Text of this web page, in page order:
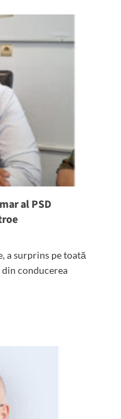
al PSD
a surprins pe toată
din conducerea